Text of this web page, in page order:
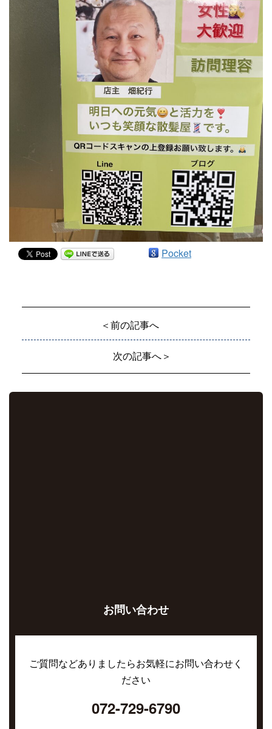
Pocket
＜前の記事へ
次の記事へ＞
お問い合わせ
ご質問などありましたらお気軽にお問い合わせく
ださい
072-729-6790